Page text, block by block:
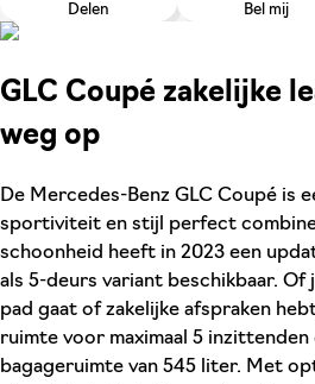
Delen Bel mij
GLC Coupé zakelijke
weg op
De Mercedes-Benz GLC Coupé is
sportiviteit en stijl perfect
schoonheid heeft in 2023 een
als 5-deurs variant beschikbaar. Of
pad gaat of zakelijke afspraken
ruimte voor maximaal 5 inzittenden
bagageruimte van 545 liter. Met